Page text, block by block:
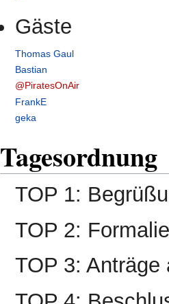
Gäste
Thomas Gaul
Bastian
@PiratesOnAir
FrankE
geka
Tagesordnung
TOP 1:
TOP 2:
TOP 3: